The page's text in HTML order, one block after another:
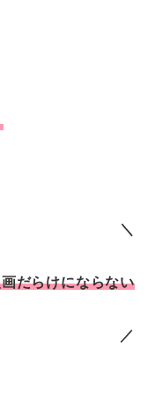
＼
だらけにならない
／